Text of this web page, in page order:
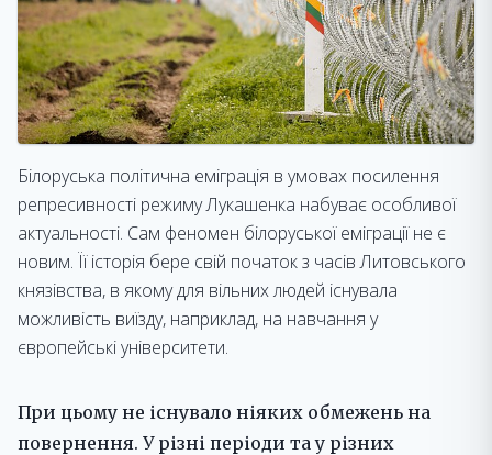
Білоруська політична еміграція в умовах посилення
репресивності режиму Лукашенка набуває особливої
актуальності. Сам феномен білоруської еміграції не є
новим. Її історія бере свій початок з часів Литовського
князівства, в якому для вільних людей існувала
можливість виїзду, наприклад, на навчання у
європейські університети.
При цьому не існувало ніяких обмежень на
повернення. У різні періоди та у різних